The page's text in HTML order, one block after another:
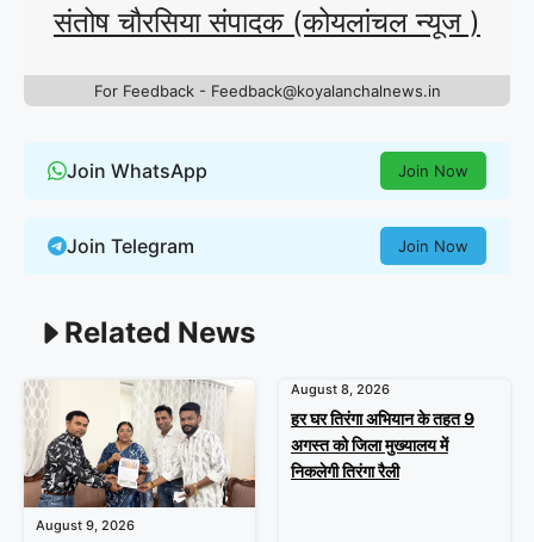
संतोष चौरसिया संपादक (कोयलांचल न्यूज )
For Feedback - Feedback@koyalanchalnews.in
Join WhatsApp Join Now
Join Telegram Join Now
Related News
August 9, 2026
August 8, 2026
हर घर तिरंगा अभियान के तहत 9
अगस्त को जिला मुख्यालय में
निकलेगी तिरंगा रैली